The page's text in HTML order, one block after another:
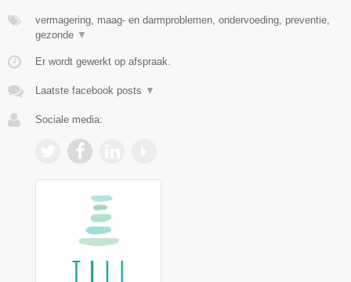
vermagering, maag- en darmproblemen, ondervoeding, preventie,
gezonde ▼
Er wordt gewerkt op afspraak.
Laatste facebook posts ▼
Sociale media: